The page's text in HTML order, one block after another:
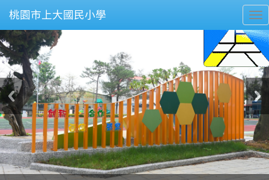
桃園市上大國民小學